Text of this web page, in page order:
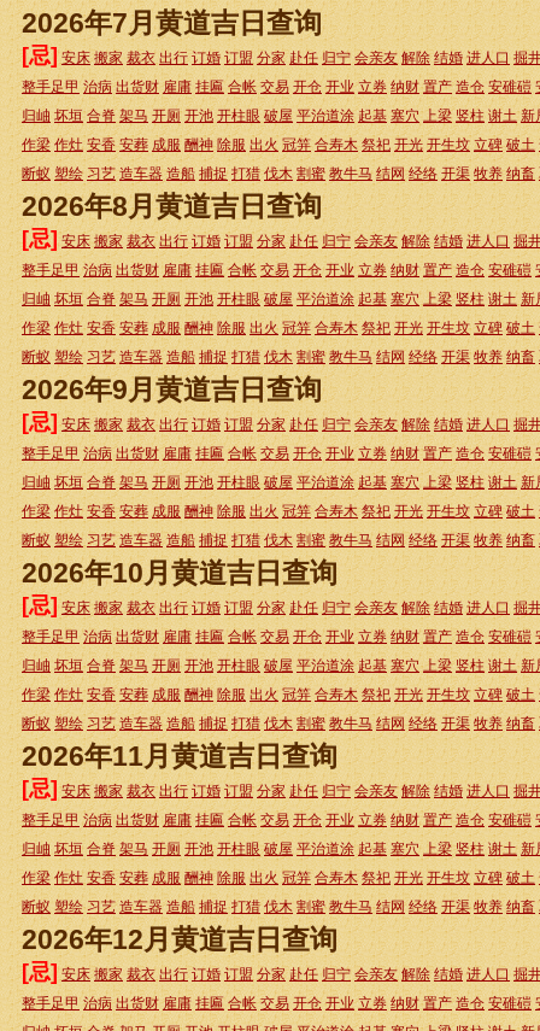
2026年7月黄道吉日查询
[忌] 安床 搬家 裁衣 出行 订婚 订盟 分家 赴任 归宁 会亲友 解除 结婚 进人口 掘
整手足甲 治病 出货财 雇庸 挂匾 合帐 交易 开仓 开业 立券 纳财 置产 造仓 安碓磑
归岫 坏垣 合脊 架马 开厕 开池 开柱眼 破屋 平治道涂 起基 塞穴 上梁 竖柱 谢土 新
作梁 作灶 安香 安葬 成服 酬神 除服 出火 冠笄 合寿木 祭祀 开光 开生坟 立碑 破土
断蚁 塑绘 习艺 造车器 造船 捕捉 打猎 伐木 割蜜 教牛马 结网 经络 开渠 牧养 纳畜
2026年8月黄道吉日查询
[忌] 安床 搬家 裁衣 出行 订婚 订盟 分家 赴任 归宁 会亲友 解除 结婚 进人口 掘
整手足甲 治病 出货财 雇庸 挂匾 合帐 交易 开仓 开业 立券 纳财 置产 造仓 安碓磑
归岫 坏垣 合脊 架马 开厕 开池 开柱眼 破屋 平治道涂 起基 塞穴 上梁 竖柱 谢土 新
作梁 作灶 安香 安葬 成服 酬神 除服 出火 冠笄 合寿木 祭祀 开光 开生坟 立碑 破土
断蚁 塑绘 习艺 造车器 造船 捕捉 打猎 伐木 割蜜 教牛马 结网 经络 开渠 牧养 纳畜
2026年9月黄道吉日查询
[忌] 安床 搬家 裁衣 出行 订婚 订盟 分家 赴任 归宁 会亲友 解除 结婚 进人口 掘
整手足甲 治病 出货财 雇庸 挂匾 合帐 交易 开仓 开业 立券 纳财 置产 造仓 安碓磑
归岫 坏垣 合脊 架马 开厕 开池 开柱眼 破屋 平治道涂 起基 塞穴 上梁 竖柱 谢土 新
作梁 作灶 安香 安葬 成服 酬神 除服 出火 冠笄 合寿木 祭祀 开光 开生坟 立碑 破土
断蚁 塑绘 习艺 造车器 造船 捕捉 打猎 伐木 割蜜 教牛马 结网 经络 开渠 牧养 纳畜
2026年10月黄道吉日查询
[忌] 安床 搬家 裁衣 出行 订婚 订盟 分家 赴任 归宁 会亲友 解除 结婚 进人口 掘
整手足甲 治病 出货财 雇庸 挂匾 合帐 交易 开仓 开业 立券 纳财 置产 造仓 安碓磑
归岫 坏垣 合脊 架马 开厕 开池 开柱眼 破屋 平治道涂 起基 塞穴 上梁 竖柱 谢土 新
作梁 作灶 安香 安葬 成服 酬神 除服 出火 冠笄 合寿木 祭祀 开光 开生坟 立碑 破土
断蚁 塑绘 习艺 造车器 造船 捕捉 打猎 伐木 割蜜 教牛马 结网 经络 开渠 牧养 纳畜
2026年11月黄道吉日查询
[忌] 安床 搬家 裁衣 出行 订婚 订盟 分家 赴任 归宁 会亲友 解除 结婚 进人口 掘
整手足甲 治病 出货财 雇庸 挂匾 合帐 交易 开仓 开业 立券 纳财 置产 造仓 安碓磑
归岫 坏垣 合脊 架马 开厕 开池 开柱眼 破屋 平治道涂 起基 塞穴 上梁 竖柱 谢土 新
作梁 作灶 安香 安葬 成服 酬神 除服 出火 冠笄 合寿木 祭祀 开光 开生坟 立碑 破土
断蚁 塑绘 习艺 造车器 造船 捕捉 打猎 伐木 割蜜 教牛马 结网 经络 开渠 牧养 纳畜
2026年12月黄道吉日查询
[忌] 安床 搬家 裁衣 出行 订婚 订盟 分家 赴任 归宁 会亲友 解除 结婚 进人口 掘
整手足甲 治病 出货财 雇庸 挂匾 合帐 交易 开仓 开业 立券 纳财 置产 造仓 安碓磑